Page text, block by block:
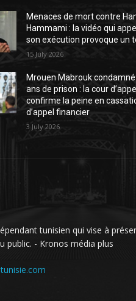
Menaces de mort contre
Hammami : la vidéo qui
son exécution provoque un
15 July 2026
Mrouen Mabrouk
ans de prison : la cour d’appel
confirme la peine en
d’appel financier
3 July 2026
tunisien qui vise à
public. - Kronos média plus